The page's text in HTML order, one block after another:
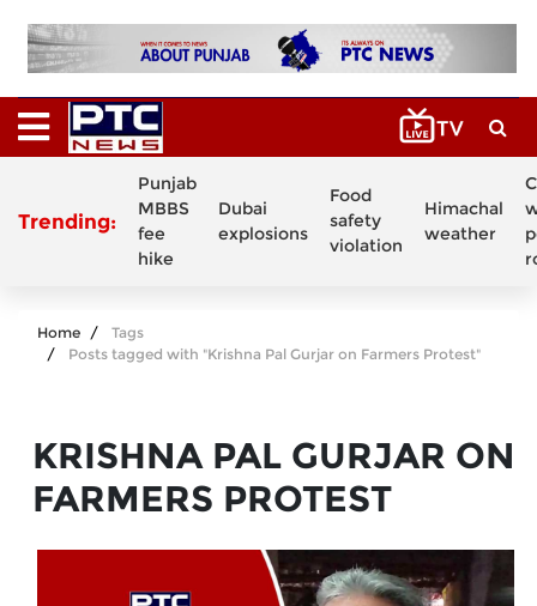
Trending:
Punjab
MBBS
fee
hike
Dubai
explosions
Food
safety
violation
Himachal
weather
Home
Tags
Posts tagged with "Krishna Pal Gurjar on Farmers Protest"
KRISHNA PAL GURJAR ON
FARMERS PROTEST